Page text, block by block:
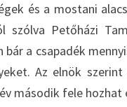
és a mostani
szólva Petőházi
bár a csapadék
Az elnök
második fele